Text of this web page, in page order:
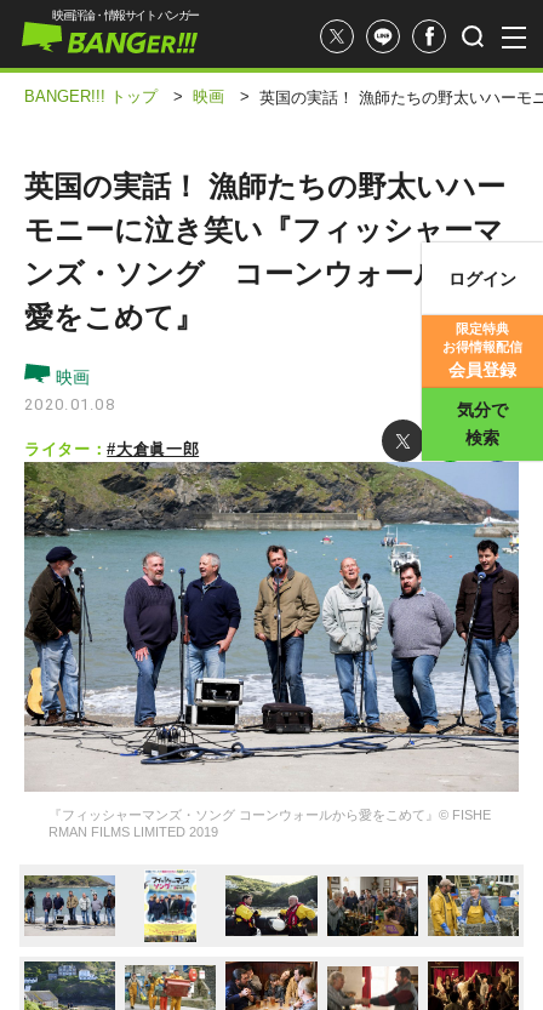
映画評論・情報サイト バンガー
ログイン
限定特典
お得情報配信
会員登録
気分で
検索
BANGER!!! トップ > 映画 > 英国の実話！ 漁師たちの野太いハー
英国の実話！ 漁師たちの野太いハー
モニーに泣き笑い『フィッシャーマ
ンズ・ソング コーンウォールから
愛をこめて』
映画
2020.01.08
ライター：#大倉眞一郎
『フィッシャーマンズ・ソング コーンウォールから愛をこめて』© FISHE
RMAN FILMS LIMITED 2019